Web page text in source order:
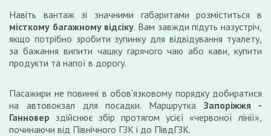
Навіть вантаж зі значними габаритами розміститься в
місткому багажному відсіку. Вам завжди підуть назустріч,
якщо потрібно зробити зупинку для відвідування туалету,
за бажання випити чашку гарячого чаю або кави, купити
продукти та напої в дорогу.
Пасажири не повинні в обов'язковому порядку добиратися
на автовокзал для посадки. Маршрутка Запоріжжя -
Ганновер здійснює збір протягом усієї «червоної лінії»,
починаючи від Північного ГЗК і до ПівдГЗК.